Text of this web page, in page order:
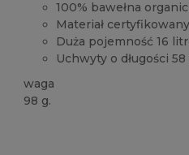
100% bawełna
Materiał
Duża pojemność 16
Uchwyty o długości 58
waga
98 g.